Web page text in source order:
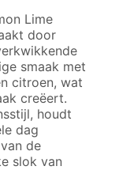
Lime
door
smaak met
citroen, wat
creëert.
houdt
dag
de
slok van